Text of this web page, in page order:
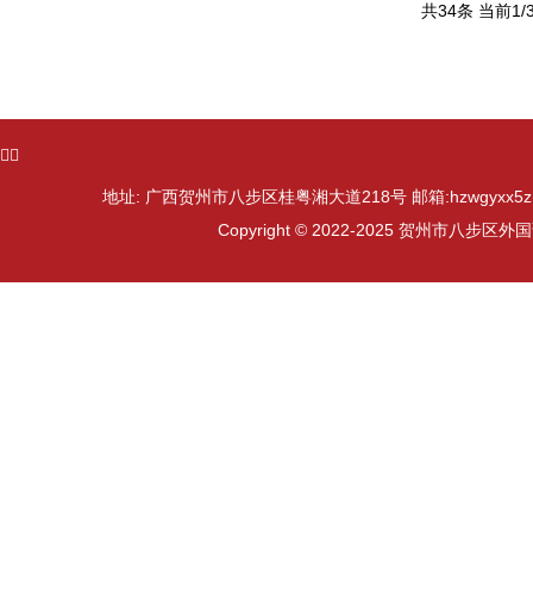
共34条 当前1/
ᅟᅠ
地址: 广西贺州市八步区桂粤湘大道218号 邮箱
Copyright © 2022-2025 贺州市八步区外